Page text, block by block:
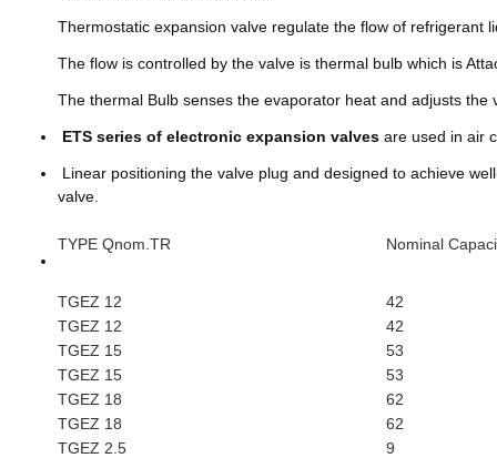
Thermostatic expansion valve regulate the flow of refrigerant
The flow is controlled by the valve is thermal bulb which is
The thermal Bulb senses the evaporator heat and adjusts
ETS series of electronic expansion valves are used in air
Linear positioning the valve plug and designed to achieve
valve.
TYPE Qnom.TR Nominal
TGEZ 12
42
TGEZ 12
42
TGEZ 15
53
TGEZ 15
53
TGEZ 18
62
TGEZ 18
62
TGEZ 2.5
9